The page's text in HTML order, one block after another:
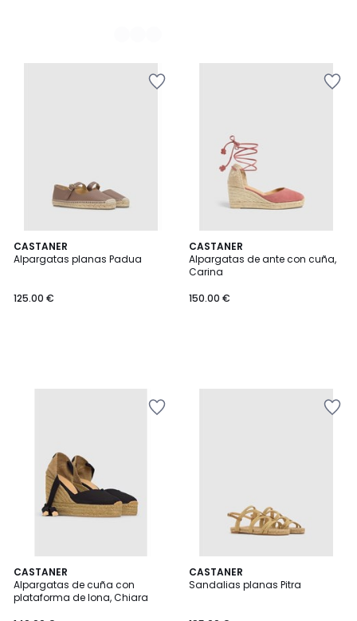
CASTANER
Alpargatas planas Padua
125.00 €
CASTANER
Alpargatas de ante con cuña,
Carina
150.00 €
CASTANER
Alpargatas de cuña con
plataforma de lona, Chiara
CASTANER
Sandalias planas Pitra